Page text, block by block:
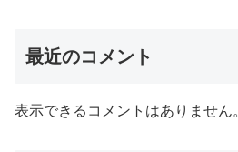
最近のコメント
表示できるコメントはありません